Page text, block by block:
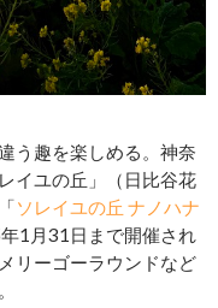
う趣を楽しめる。神奈
イユの丘」（日比谷花
ソレイユの丘 ナノハナ
1月31日まで開催され
リーゴーラウンドなど